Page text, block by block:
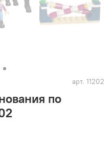
арт. 11202
по